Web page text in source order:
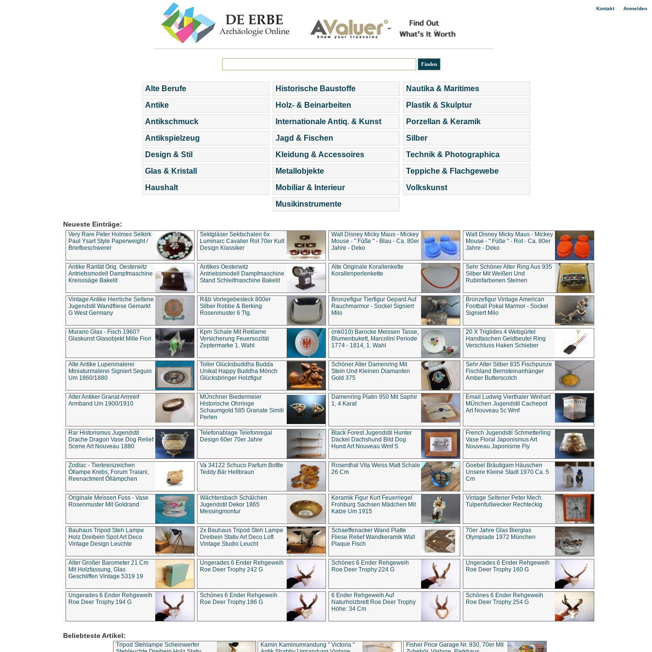
Kontakt| Anmelden
Alte Berufe
Antike
Antikschmuck
Antikspielzeug
Design & Stil
Glas & Kristall
Haushalt
Historische Baustoffe
Holz- & Beinarbeiten
Internationale Antiq. & Kunst
Jagd & Fischen
Kleidung & Accessoires
Metallobjekte
Mobiliar & Interieur
Musikinstrumente
Nautika & Maritimes
Plastik & Skulptur
Porzellan & Keramik
Silber
Technik & Photographica
Teppiche & Flachgewebe
Volkskunst
Neueste Einträge:
Very Rare Peter Holmes Selkirk
Paul Ysart Style Paperweight /
Briefbeschwerer
Sektgläser Sektschalen 6x
Luminarc Cavalier Rot 70er Kult
Design Klassiker
Walt Disney Micky Maus - Mickey
Mouse - " Füße " - Blau - Ca. 80er
Jahre - Deko
Walt Disney Micky Maus - Mickey
Mouse - " Füße " - Rot - Ca. 80er
Jahre - Deko
Antike Rarität Orig. Oesterwitz
Antriebsmodell Dampfmaschine
Kreisssäge Bakelit
Antikes Oesterwitz
Antriebsmodell Dampfmaschine
Stand Schleifmaschine Bakelit
Alte Originale Korallenkette
Korallenperlenkette
Sehr Schöner Alter Ring Aus 935
Silber Mit Weißen Und
Rubinfarbenen Steinen
Vintage Antike Herrliche Seltene
Jugendstil Wandfliese Gemarkt
G West Germany
R&b Vorlegebesteck 800er
Silber Robbe & Berking
Rosenmuster 6 Tlg.
Bronzefigur Tierfigur Gepard Auf
Rauchmarmor - Sockel Signiert
Milo
Bronzefigur Vintage American
Football Pokal Marmor - Sockel
Signiert Milo
Murano Glas - Fisch 1960?
Glaskunst Glasobjekt Mille Fiori
Kpm Schale Mit Reklame
Versicherung Feuersozität
Zeptermarke 1. Wahl
(mk010) Barocke Meissen Tasse,
Blumenbukett, Marcolini Periode
1774 - 1814, 1. Wahl
20 X Triglides 4 Webgürtel
Handtaschen Geldbeutel Ring
Verschluss Haken Schieber
Alte Antike Lupenmalerei
Miniaturmalerei Signiert Seguin
Um 1860/1880
Toller Glücksbuddha Budda
Unikat Happy Buddha Mönch
Glücksbringer Holzfigur
Schöner Alter Damenring Mit
Stein Und Kleinen Diamanten
Gold 375
Sehr Alter Silber 835 Fischpunze
Fischland Bernsteinanhänger
Amber Butterscotch
Alter Antiker Granat Armreif
Armband Um 1900/1910
MÜnchner Biedermeier
Historische Ohrringe
Schaumgold 585 Granate Simili
Perlen
Damenring Platin 950 Mit Saphir
1, 4 Karat
Email Ludwig Vierthaler Winhart
MÜnchen Jugendstil Cachepot
Art Nouveau 5c Wmf
Rar Historismus Jugendstil
Drache Dragon Vase Dog Relief
Scene Art Nouveau 1880
Telefonablage Telefonregal
Design 60er 70er Jahre
Black Forest Jugendstil Hunter
Dackel Dachshund Bild Dog
Hund Art Nouveau Wmf S
French Jugendstil Schmetterling
Vase Floral Japonismus Art
Nouveau Japonisme Fly
Zodiac - Tierkreiszeichen
Öllampe Krebs, Forum Traiani,
Reenactment Öllämpchen
Va 34122 Schuco Parfum Bottle
Teddy Bär Hellbraun
Rosenthal Vita Weiss Matt Schale
26 Cm
Goebel Bräutigam Häuschen
Unsere Kleine Stadt 1970 Ca. 5
Cm
Originale Meissen Fuss - Vase
Rosenmuster Mit Goldrand
Wächtersbach Schälchen
Jugendstil Dekor 1865
Messingmontur
Keramik Figur Kurt Feuerriegel
Frohburg Sachsen Mädchen Mit
Katze Um 1915
Vintage Seltener Peter Mech.
Tulpenfußwecker Rechteckig
Bauhaus Tripod Steh Lampe
Holz Dreibein Spot Art Deco
Vintage Design Leuchte
2x Bauhaus Tripod Steh Lampe
Dreibein Stativ Art Deco Loft
Vintage Studio Leucht
Schaeffenacker Wand Platte
Fliese Relief Wandkeramik Wall
Plaque Fisch
70er Jahre Glas Bierglas
Olympiade 1972 München
Alter Großer Barometer 21 Cm
Mit Holzfassung, Glas
Geschliffen Vintage 5319 19
Ungerades 6 Ender Rehgeweih
Roe Deer Trophy 242 G
Schönes 6 Ender Rehgeweih
Roe Deer Trophy 224 G
Ungerades 6 Ender Rehgeweih
Roe Deer Trophy 160 G
Ungerades 6 Ender Rehgeweih
Roe Deer Trophy 194 G
Schönes 6 Ender Rehgeweih
Roe Deer Trophy 186 G
6 Ender Rehgeweih Auf
Naturholzbrett Roe Deer Trophy
Höhe: 34 Cm
Schönes 6 Ender Rehgeweih
Roe Deer Trophy 254 G
Beliebteste Artikel:
Tripod Stehlampe Scheinwerfer
Kamin Kaminumrandung " Victoria "
Fisher Price Garage Nr. 930, 70er Mit